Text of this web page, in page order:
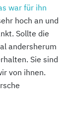
war für ihn
hoch an und
Sollte die
andersherum
Sie sind
von ihnen.